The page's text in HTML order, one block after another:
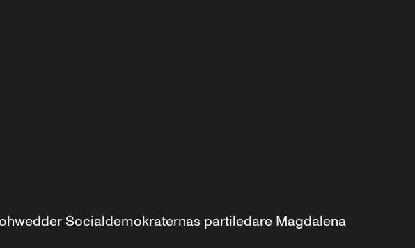
Socialdemokraternas partiledare Magdalena